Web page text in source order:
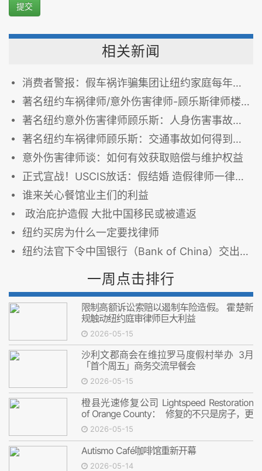
提交
相关新闻
消费者警报：假车祸诈骗集团让纽约家庭每年多付$300车险费
著名纽约车祸律师/意外伤害律师-顾乐斯律师楼 888-792-8888
著名纽约意外伤害律师顾乐斯：人身伤害事故如何得到最高赔偿与维护权益
著名纽约车祸律师顾乐斯：交通事故如何得到最高赔偿
意外伤害律师谈：如何有效获取赔偿与维护权益
正式宣战！USCIS放话：假结婚 造假律师一律不放过
谁来关心餐馆业主们的利益
政治庇护造假 大批中国移民或被遣返
纽约买房为什么一定要找律师
纽约法官下令中国银行（Bank of China）交出造假团伙使用的中国银行帐户的详细信息
一周点击排行
限制高额诉讼索赔以遏制车险造假。 霍楚新
规触动纽约庭审律师巨大利益
2026-05-15
沙利文郡商会在维拉罗马度假村举办 3月
「首个周五」商务交流早餐会
2026-05-15
橙县光速修复公司 Lightspeed Restoration
of Orange County： 修复的不只是房子，更
是安心
2026-05-15
Autismo Café咖啡馆重新开幕
2026-05-14